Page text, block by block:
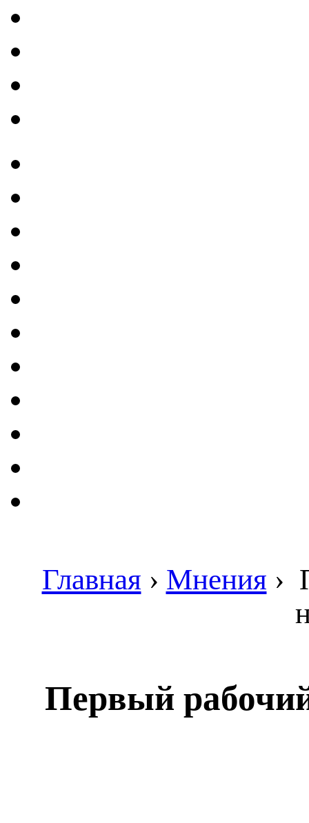
Главная › Мнения ›
Первый